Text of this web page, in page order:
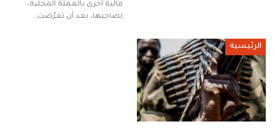
مالية أخرى بالعملة المحلية،
لصاحبها، بعد أن تعرّضت…
الرئيسية